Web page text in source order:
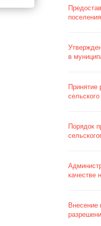
в
Принятие
Порядок
Внесение